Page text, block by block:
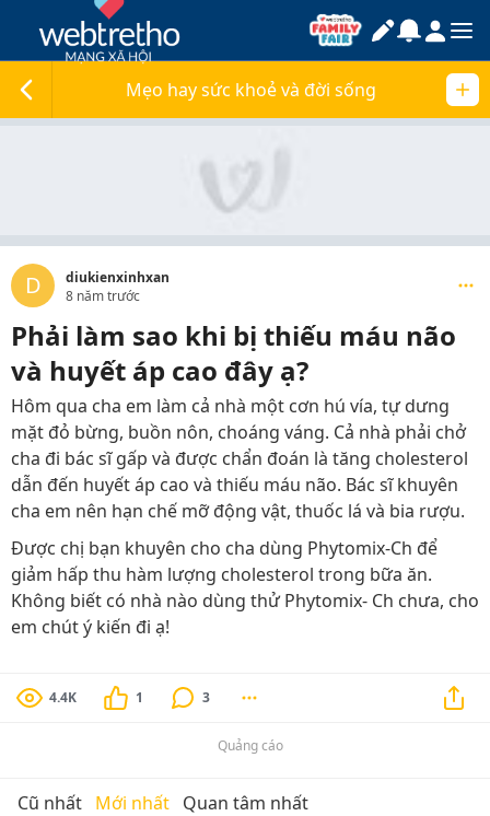
Mẹo hay sức khoẻ và đời sống
D
diukienxinhxan
8 năm trước
Phải làm sao khi bị thiếu máu não
và huyết áp cao đây ạ?
Hôm qua cha em làm cả nhà một cơn hú vía, tự dưng
mặt đỏ bừng, buồn nôn, choáng váng. Cả nhà phải chở
cha đi bác sĩ gấp và được chẩn đoán là tăng cholesterol
dẫn đến huyết áp cao và thiếu máu não. Bác sĩ khuyên
cha em nên hạn chế mỡ động vật, thuốc lá và bia rượu.
Được chị bạn khuyên cho cha dùng Phytomix-Ch để
giảm hấp thu hàm lượng cholesterol trong bữa ăn.
Không biết có nhà nào dùng thử Phytomix- Ch chưa, cho
em chút ý kiến đi ạ!
4.4K 1 3
Quảng cáo
Cũ nhất Mới nhất Quan tâm nhất